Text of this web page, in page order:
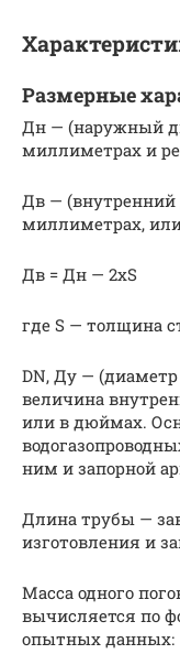
Размерные
Дн — (наружный
миллиметрах и
Дв — (внутренний
миллиметрах,
Дв = Дн — 2хS
где S — толщина
DN, Ду — (диаметр
величина
или в дюймах.
ним и запорной
Длина трубы —
изготовления и
Масса одного
вычисляется по
опытных данных: